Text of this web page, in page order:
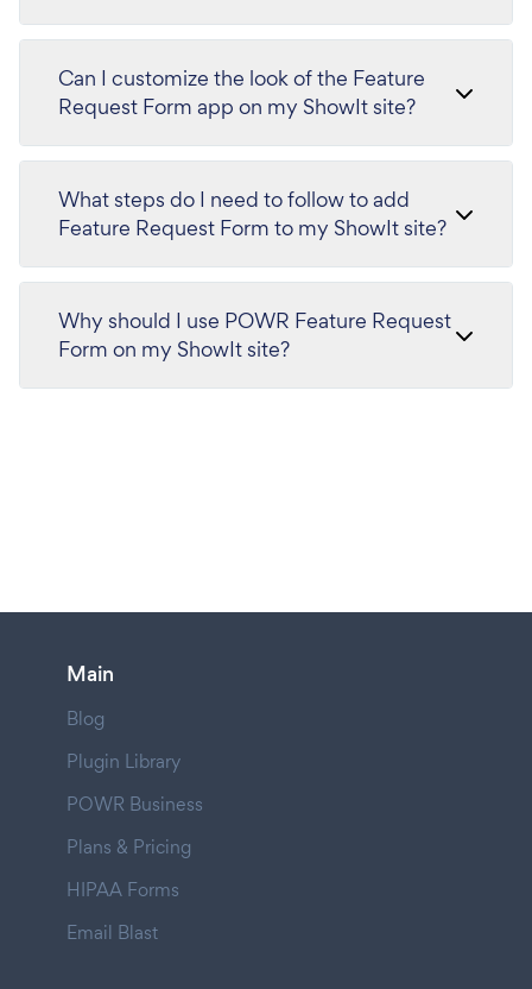
Can I customize the look of the Feature
Request Form app on my ShowIt site?
What steps do I need to follow to add
Feature Request Form to my ShowIt site?
Why should I use POWR Feature Request
Form on my ShowIt site?
Main
Blog
Plugin Library
POWR Business
Plans & Pricing
HIPAA Forms
Email Blast